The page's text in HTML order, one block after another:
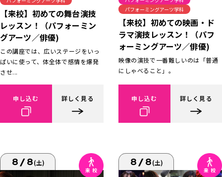
【来校】初めての舞台演技
レッスン！（パフォーミン
グアーツ／俳優)
この講座では、広いステージをいっ
ぱいに使って、体全体で感情を爆発
させ...
申し込む 詳しく見る
パフォーミングアーツ学科
【来校】初めての映画・ド
ラマ演技レッスン！（パフ
ォーミングアーツ／俳優)
映像の演技で一番難しいのは「普通
にしゃべること」。
申し込む 詳しく見る
8/8(土) 8/8(土)